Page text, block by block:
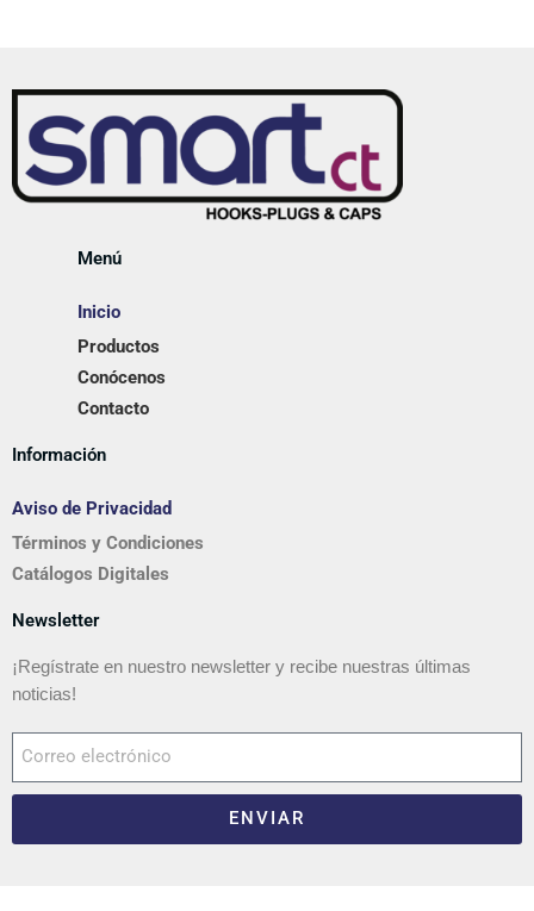
Menú
Inicio
Productos
Conócenos
Contacto
Información
Aviso de Privacidad
Términos y Condiciones
Catálogos Digitales
Newsletter
¡Regístrate en nuestro newsletter y recibe nuestras últimas
noticias!
ENVIAR